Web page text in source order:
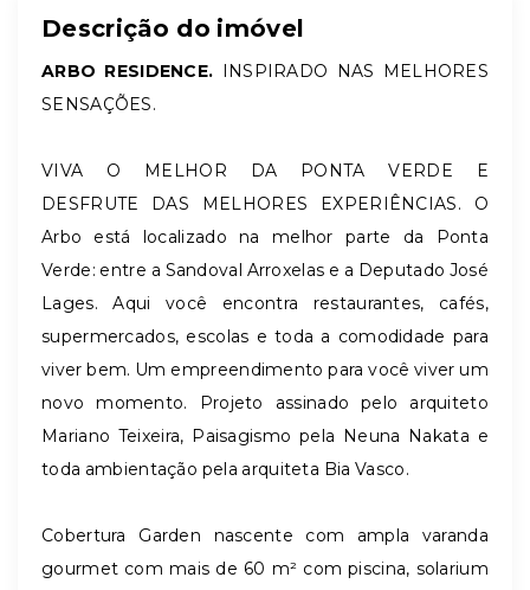
Descrição do imóvel
ARBO RESIDENCE. INSPIRADO NAS MELHORES
SENSAÇÕES.
VIVA O MELHOR DA PONTA VERDE E
DESFRUTE DAS MELHORES EXPERIÊNCIAS. O
Arbo está localizado na melhor parte da Ponta
Verde: entre a Sandoval Arroxelas e a Deputado José
Lages. Aqui você encontra restaurantes, cafés,
supermercados, escolas e toda a comodidade para
viver bem. Um empreendimento para você viver um
novo momento. Projeto assinado pelo arquiteto
Mariano Teixeira, Paisagismo pela Neuna Nakata e
toda ambientação pela arquiteta Bia Vasco.
Cobertura Garden nascente com ampla varanda
gourmet com mais de 60 m² com piscina, solarium